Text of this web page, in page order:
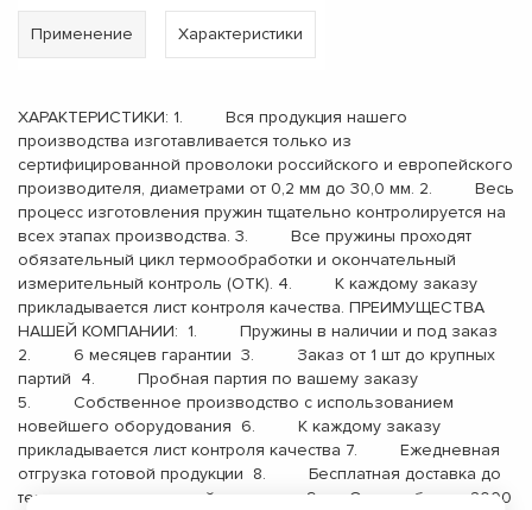
Применение Характеристики
ХАРАКТЕРИСТИКИ: 1. Вся продукция нашего
производства изготавливается только из
сертифицированной проволоки российского и европейского
производителя, диаметрами от 0,2 мм до 30,0 мм. 2. Весь
процесс изготовления пружин тщательно контролируется на
всех этапах производства. 3. Все пружины проходят
обязательный цикл термообработки и окончательный
измерительный контроль (ОТК). 4. К каждому заказу
прикладывается лист контроля качества. ПРЕИМУЩЕСТВА
НАШЕЙ КОМПАНИИ: 1. Пружины в наличии и под заказ
2. 6 месяцев гарантии 3. Заказ от 1 шт до крупных
партий 4. Пробная партия по вашему заказу
5. Собственное производство с использованием
новейшего оборудования 6. К каждому заказу
прикладывается лист контроля качества 7. Ежедневная
отгрузка готовой продукции 8. Бесплатная доставка до
терминала транспортной компании 9. Опыт работы с 2000